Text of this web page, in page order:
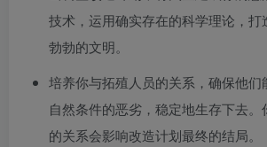
技术，运用确实存在的科学理论，
勃勃的文明。
培养你与拓殖人员的关系，确保他们
自然条件的恶劣，稳定地生存下去
的关系会影响改造计划最终的结局。